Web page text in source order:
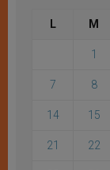
L M
1
7 8
14 15
21 22